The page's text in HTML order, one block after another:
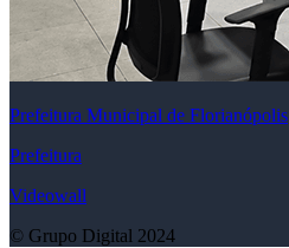
Prefeitura Municipal de Florianópolis
Prefeitura
Videowall
© Grupo Digital 2024